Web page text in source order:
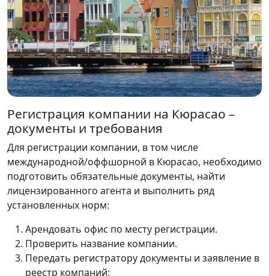
Регистрация компании на Кюрасао –
документы и требования
Для регистрации компании, в том числе
международной/оффшорной в Кюрасао, необходимо
подготовить обязательные документы, найти
лицензированного агента и выполнить ряд
установленных норм:
Арендовать офис по месту регистрации.
Проверить название компании.
Передать регистратору документы и заявление в
реестр компаний: